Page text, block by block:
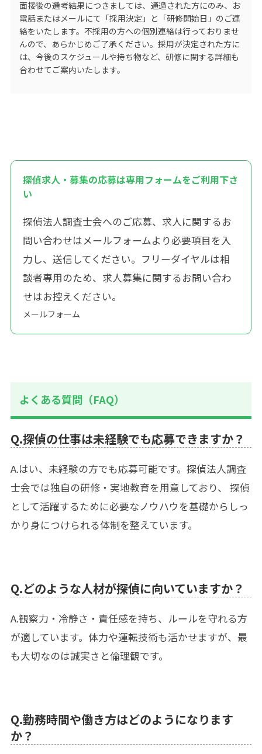
面接後の選考結果につきましては、通過された方にのみ、お
電話またはメールにて「採用決定」と「研修開始日」のご連
絡をいたします。不採用の方への個別連絡は行っておりませ
んので、あらかじめご了承ください。採用が決定された方に
は、今後のスケジュールや持ち物など、研修に関する詳細も
合わせてご案内いたします。
探偵求人・募集の応募は専用フォームをご利用下さ
い
探偵法人調査士会へのご応募、求人に関するお
問い合わせはメールフォームより必要項目を入
力し、送信してください。フリーダイヤルは相
談者専用のため、求人募集に関するお問い合わ
せはお控えください。
メールフォーム
よくある質問（FAQ）
Q.探偵の仕事は未経験でも応募できますか？
A.はい、未経験の方でも応募可能です。探偵法人調査
士会では独自の研修・実地教育を用意しており、 探偵
として活躍するために必要なノウハウを基礎からしっ
かり身につけられる体制を整えています。
Q.どのような人材が探偵に向いていますか？
A.観察力・冷静さ・責任感を持ち、ルールを守れる方
が適しています。体力や運転技術も活かせますが、最
も大切なのは誠実さと倫理観です。
Q.勤務時間や働き方はどのようになります
か？